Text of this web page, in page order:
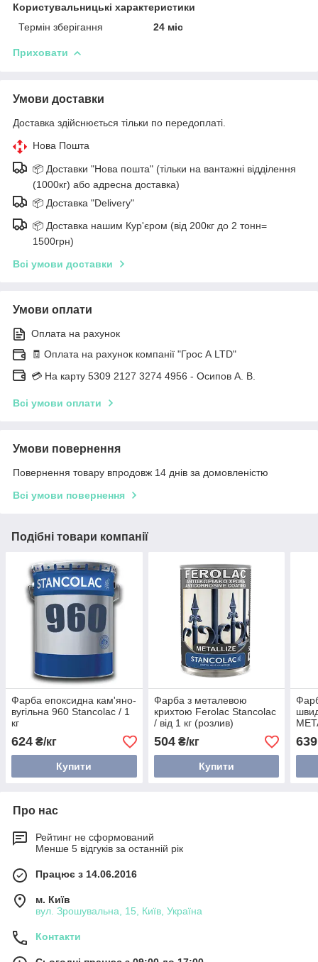
Користувальницькі характеристики
Термін зберігання
24 міс
Приховати
Умови доставки
Доставка здійснюється тільки по передоплаті.
Нова Пошта
📦 Доставки "Нова пошта" (тільки на вантажні відділення
(1000кг) або адресна доставка)
📦 Доставка "Delivery"
📦 Доставка нашим Кур'єром (від 200кг до 2 тонн=
1500грн)
Всі умови доставки
Умови оплати
Оплата на рахунок
🧾 Оплата на рахунок компанії "Грос А LTD"
💳 На карту 5309 2127 3274 4956 - Осипов А. В.
Всі умови оплати
Умови повернення
Повернення товару впродовж 14 днів за домовленістю
Всі умови повернення
Подібні товари компанії
Фарба епоксидна кам'яно-
вугільна 960 Stancolac / 1
кг
624 ₴/кг
Купити
Фарба з металевою
крихтою Ferolac Stancolac
/ від 1 кг (розлив)
504₴/кг
Купити
639
Про нас
Рейтинг не сформований
Менше 5 відгуків за останній рік
Працює з 14.06.2016
м. Київ
вул. Зрошувальна, 15, Київ, Україна
Контакти